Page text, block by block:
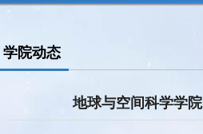
学院动态
地球与空间科学学